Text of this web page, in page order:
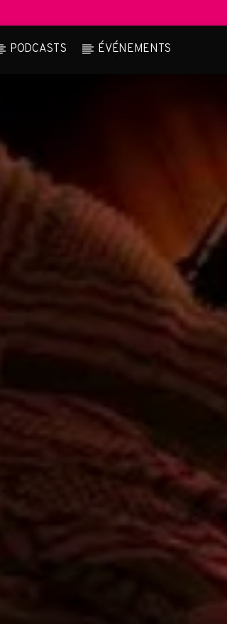
PODCASTS ÉVÉNEMENTS